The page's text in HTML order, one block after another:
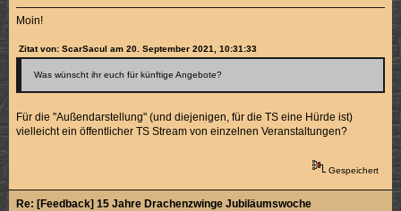
Moin!
Zitat von: ScarSacul am 20. September 2021, 10:31:33
Was wünscht ihr euch für künftige Angebote?
Für die "Außendarstellung" (und diejenigen, für die TS eine Hürde ist)
vielleicht ein öffentlicher TS Stream von einzelnen Veranstaltungen?
Gespeichert
Re: [Feedback] 15 Jahre Drachenzwinge Jubiläumswoche